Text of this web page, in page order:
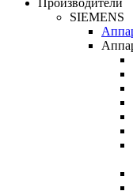
Производители
SIEMENS